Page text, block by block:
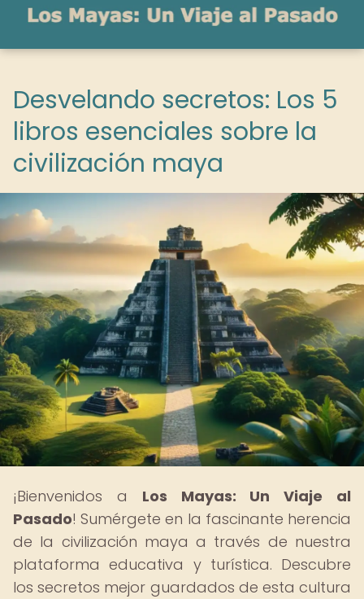
Desvelando secretos: Los 5
libros esenciales sobre la
civilización maya
¡Bienvenidos a Los Mayas: Un Viaje al
Pasado! Sumérgete en la fascinante herencia
de la civilización maya a través de nuestra
plataforma educativa y turística. Descubre
los secretos mejor guardados de esta cultura